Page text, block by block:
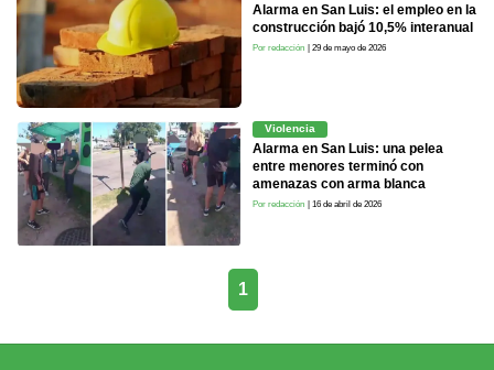
Alarma en San Luis: el empleo en la
construcción bajó 10,5% interanual
Por redacción | 29 de mayo de 2026
Violencia
Alarma en San Luis: una pelea
entre menores terminó con
amenazas con arma blanca
Por redacción | 16 de abril de 2026
1